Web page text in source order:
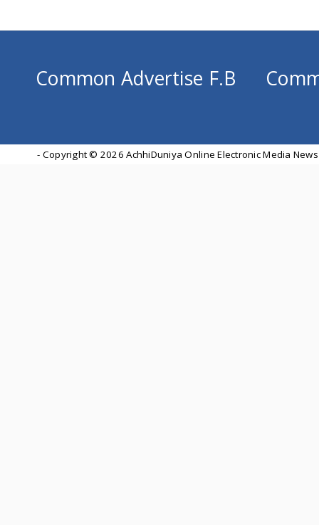
Common Advertise F.B
- Copyright © 2026 AchhiDuniya Online Electronic Media